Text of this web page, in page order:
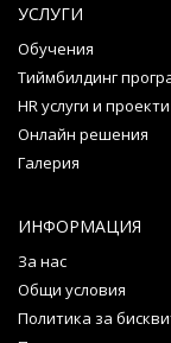
УСЛУГИ
Обучения
Тиймбилдинг
HR услуги и проекти
Онлайн решения
Галерия
ИНФОРМАЦИЯ
За нас
Общи условия
Политика за